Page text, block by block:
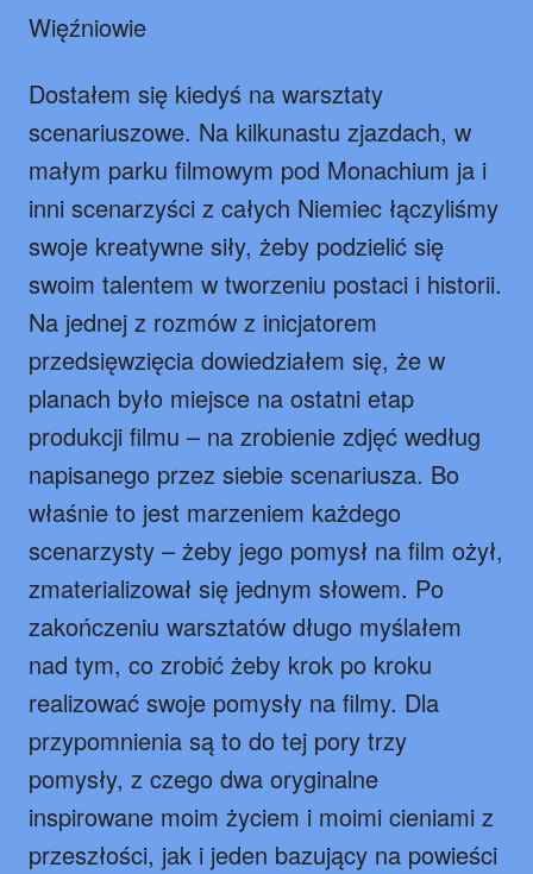
Więźniowie
Dostałem się kiedyś na warsztaty
scenariuszowe. Na kilkunastu zjazdach, w
małym parku filmowym pod Monachium ja i
inni scenarzyści z całych Niemiec łączyliśmy
swoje kreatywne siły, żeby podzielić się
swoim talentem w tworzeniu postaci i historii.
Na jednej z rozmów z inicjatorem
przedsięwzięcia dowiedziałem się, że w
planach było miejsce na ostatni etap
produkcji filmu – na zrobienie zdjęć według
napisanego przez siebie scenariusza. Bo
właśnie to jest marzeniem każdego
scenarzysty – żeby jego pomysł na film ożył,
zmaterializował się jednym słowem. Po
zakończeniu warsztatów długo myślałem
nad tym, co zrobić żeby krok po kroku
realizować swoje pomysły na filmy. Dla
przypomnienia są to do tej pory trzy
pomysły, z czego dwa oryginalne
inspirowane moim życiem i moimi cieniami z
przeszłości, jak i jeden bazujący na powieści